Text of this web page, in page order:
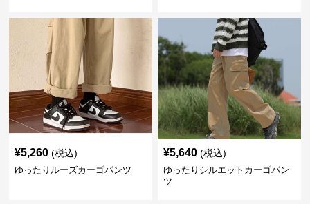
¥5,260 (税込)
ゆったりルーズカーゴパンツ
¥5,640 (税込)
ゆったりシルエットカーゴパン
ツ